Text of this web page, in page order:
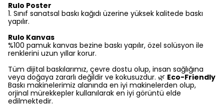
Rulo Poster
1.⁠ ⁠Sınıf sanatsal baskı kağıdı üzerine yüksek kalitede baskı
yapılır.
Rulo Kanvas
%100 pamuk kanvas bezine baskı yapılır, özel solüsyon ile
renklerini uzun yıllar korur.
Tüm dijital baskılarımız, çevre dostu olup, insan sağlığına
veya doğaya zararlı değildir ve kokusuzdur. 🌿 Eco-Friendly
Baskı makinelerimiz alanında en iyi makinelerden olup,
orjinal mürekkepler kullanılarak en iyi görüntü elde
edilmektedir.